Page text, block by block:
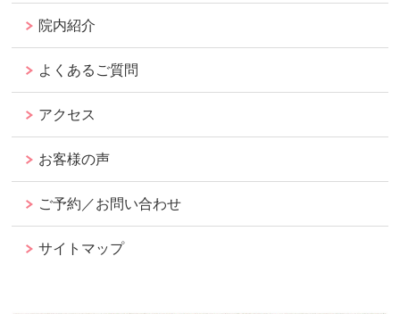
院内紹介
よくあるご質問
アクセス
お客様の声
ご予約／お問い合わせ
サイトマップ